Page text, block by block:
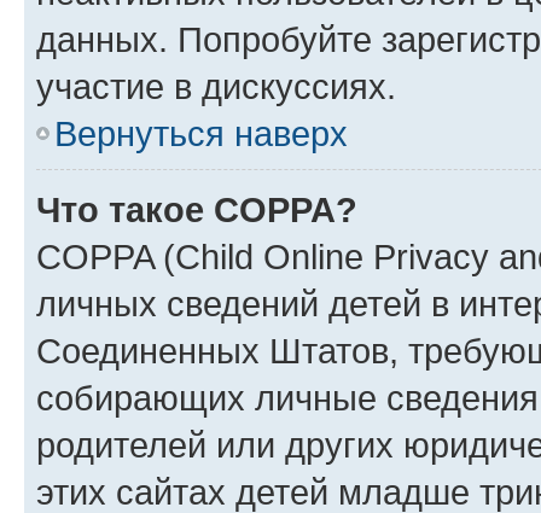
данных. Попробуйте
участие в дискуссиях.
Вернуться наверх
Что такое COPPA?
COPPA (Child Online Privacy
личных сведений детей в
Соединенных Штатов,
собирающих личные
родителей или других
этих сайтах детей младше